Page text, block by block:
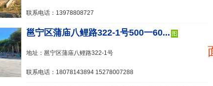
联系电话：13978808727
邕宁区蒲庙八鲤路322-1号500一60... 图
地址：邕宁区蒲庙八鲤路322-1号
联系电话：18078143894 15278007288